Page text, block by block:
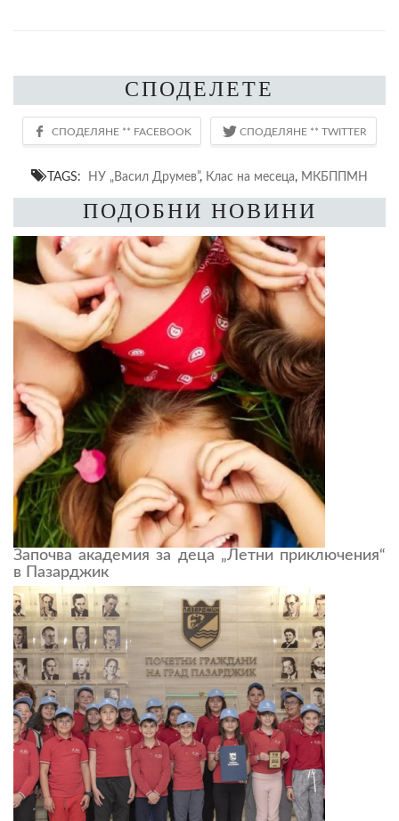
СПОДЕЛЕТЕ
TAGS: НУ „Васил Друмев”, Клас на месеца, МКБППМН
ПОДОБНИ НОВИНИ
Започва академия за деца „Летни приключения“
в Пазарджик